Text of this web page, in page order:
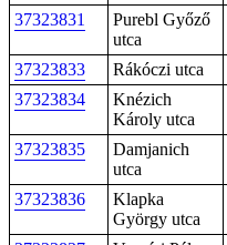
37323831
Purebl Győző
utca
37323833 Rákóczi utca
37323834
Knézich
Károly utca
37323835
Damjanich
utca
37323836
Klapka
György utca